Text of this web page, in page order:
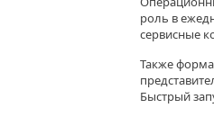
роль в
сервисные
Также
Быстрый